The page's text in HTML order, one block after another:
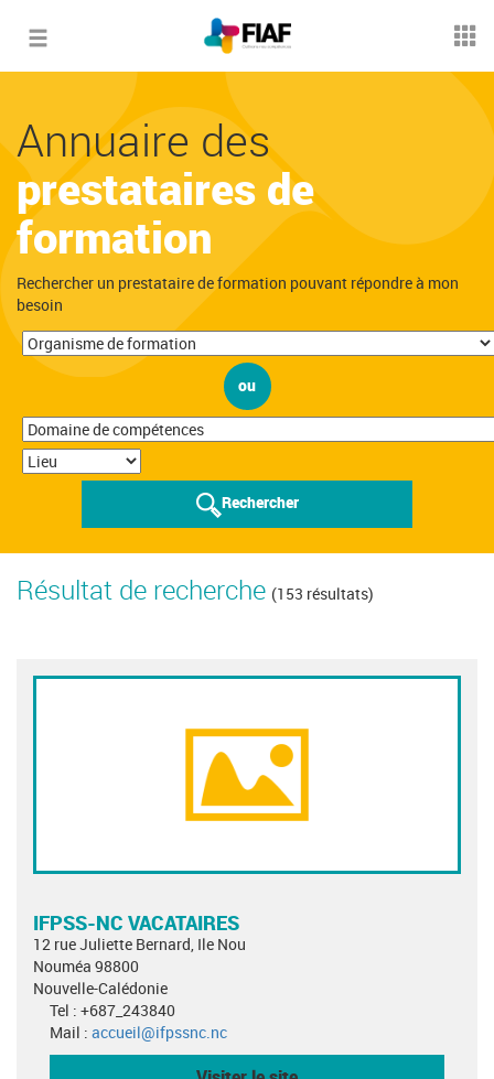
Toggle
Annuaire des
prestataires de
formation
Rechercher un prestataire de formation pouvant répondre à mon
besoin
ou
Rechercher
Résultat de recherche (153 résultats)
IFPSS-NC VACATAIRES
12 rue Juliette Bernard, Ile Nou
Nouméa 98800
Nouvelle-Calédonie
Tel : +687_243840
Mail : accueil@ifpssnc.nc